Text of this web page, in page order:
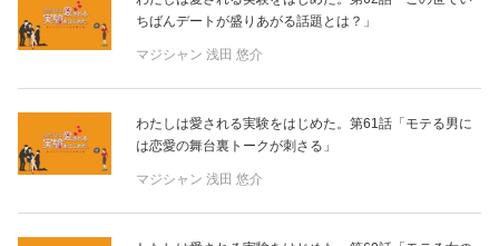
ちばんデートが盛りあがる話題とは？」
マジシャン 浅田 悠介
わたしは愛される実験をはじめた。第61話「モテる男に
は恋愛の舞台裏トークが刺さる」
マジシャン 浅田 悠介